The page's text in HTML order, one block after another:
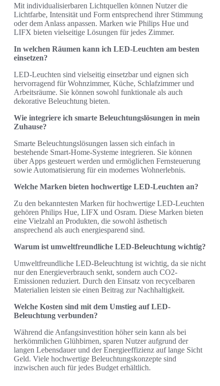
Mit individualisierbaren Lichtquellen können Nutzer die
Lichtfarbe, Intensität und Form entsprechend ihrer Stimmung
oder dem Anlass anpassen. Marken wie Philips Hue und
LIFX bieten vielseitige Lösungen für jedes Zimmer.
In welchen Räumen kann ich LED-Leuchten am besten
einsetzen?
LED-Leuchten sind vielseitig einsetzbar und eignen sich
hervorragend für Wohnzimmer, Küche, Schlafzimmer und
Arbeitsräume. Sie können sowohl funktionale als auch
dekorative Beleuchtung bieten.
Wie integriere ich smarte Beleuchtungslösungen in mein
Zuhause?
Smarte Beleuchtungslösungen lassen sich einfach in
bestehende Smart-Home-Systeme integrieren. Sie können
über Apps gesteuert werden und ermöglichen Fernsteuerung
sowie Automatisierung für ein modernes Wohnerlebnis.
Welche Marken bieten hochwertige LED-Leuchten an?
Zu den bekanntesten Marken für hochwertige LED-Leuchten
gehören Philips Hue, LIFX und Osram. Diese Marken bieten
eine Vielzahl an Produkten, die sowohl ästhetisch
ansprechend als auch energiesparend sind.
Warum ist umweltfreundliche LED-Beleuchtung wichtig?
Umweltfreundliche LED-Beleuchtung ist wichtig, da sie nicht
nur den Energieverbrauch senkt, sondern auch CO2-
Emissionen reduziert. Durch den Einsatz von recycelbaren
Materialien leisten sie einen Beitrag zur Nachhaltigkeit.
Welche Kosten sind mit dem Umstieg auf LED-
Beleuchtung verbunden?
Während die Anfangsinvestition höher sein kann als bei
herkömmlichen Glühbirnen, sparen Nutzer aufgrund der
langen Lebensdauer und der Energieeffizienz auf lange Sicht
Geld. Viele hochwertige Beleuchtungskonzepte sind
inzwischen auch für jedes Budget erhältlich.